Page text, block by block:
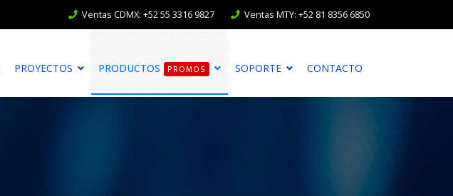
Ventas CDMX: +52 55 3316 9827 Ventas MTY: +52 81 8356 6850
PROYECTOS PRODUCTOS PROMOS SOPORTE CONTACTO